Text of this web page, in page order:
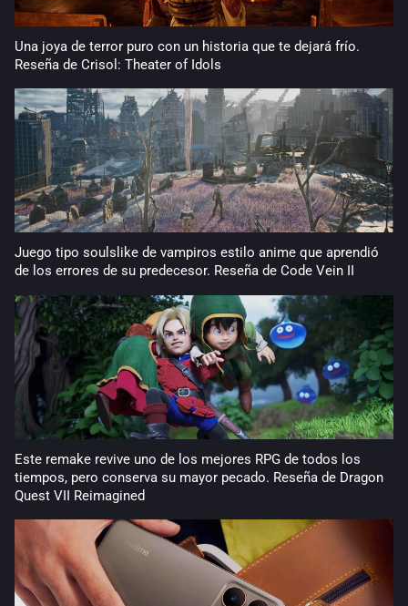
Una joya de terror puro con un historia que te dejará frío.
Reseña de Crisol: Theater of Idols
Juego tipo soulslike de vampiros estilo anime que aprendió
de los errores de su predecesor. Reseña de Code Vein II
Este remake revive uno de los mejores RPG de todos los
tiempos, pero conserva su mayor pecado. Reseña de Dragon
Quest VII Reimagined